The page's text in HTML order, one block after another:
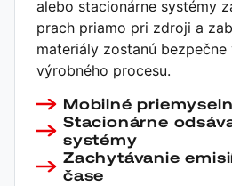
alebo stacionárne systémy
prach priamo pri zdroji a
materiály zostanú bezpečne
výrobného procesu.
Mobilné
Stacionárne
systémy
Zachytávanie
čase